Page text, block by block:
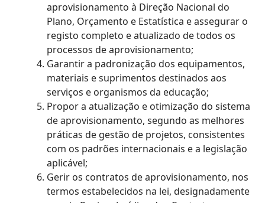
aprovisionamento à Direção Nacional do
Plano, Orçamento e Estatística e assegurar o
registo completo e atualizado de todos os
processos de aprovisionamento;
Garantir a padronização dos equipamentos,
materiais e suprimentos destinados aos
serviços e organismos da educação;
Propor a atualização e otimização do sistema
de aprovisionamento, segundo as melhores
práticas de gestão de projetos, consistentes
com os padrões internacionais e a legislação
aplicável;
Gerir os contratos de aprovisionamento, nos
termos estabelecidos na lei, designadamente